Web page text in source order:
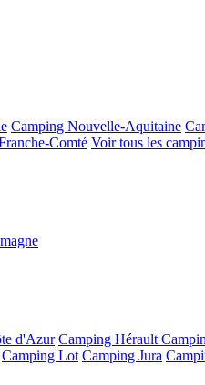
Camping Nouvelle-Aquitaine
Comté Voir tous les
d'Azur Camping Hérault
Camping Lot Camping Jura